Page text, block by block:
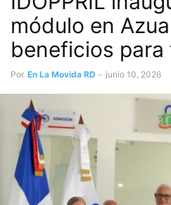
módulo en
beneficios
Por En La Movida RD - junio 10, 2026